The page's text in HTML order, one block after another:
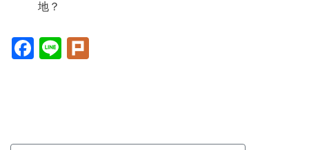
地？
Facebook(另
開
Line(另
開